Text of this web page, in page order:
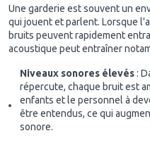
Une garderie est souvent un
qui jouent et parlent. Lorsque
bruits peuvent rapidement
acoustique peut entraîner
Niveaux sonores élevés:
répercute, chaque bruit est
enfants et le personnel à
être entendus, ce qui
sonore.